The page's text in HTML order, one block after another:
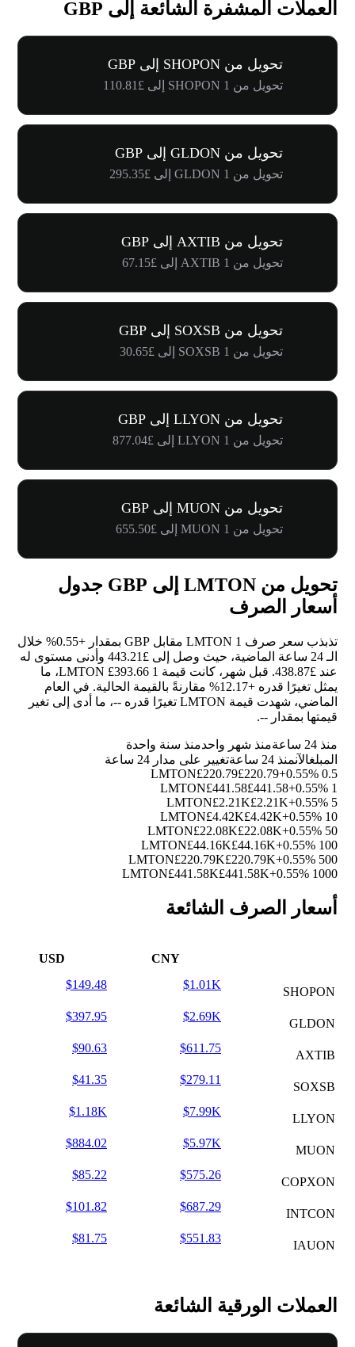
العملات المشفرة الشائعة إلى GBP
تحويل من SHOPON إلى GBP
تحويل من 1 SHOPON إلى £110.81
تحويل من GLDON إلى GBP
تحويل من 1 GLDON إلى £295.35
تحويل من AXTIB إلى GBP
تحويل من 1 AXTIB إلى £67.15
تحويل من SOXSB إلى GBP
تحويل من 1 SOXSB إلى £30.65
تحويل من LLYON إلى GBP
تحويل من 1 LLYON إلى £877.04
تحويل من MUON إلى GBP
تحويل من 1 MUON إلى £655.50
تحويل من LMTON إلى GBP جدول
أسعار الصرف
تذبذب سعر صرف 1 LMTON مقابل GBP بمقدار +0.55%
خلال
الـ 24 ساعة الماضية، حيث وصل إلى £443.21 وأدنى مستوى له
عند £438.87. قبل شهر، كانت قيمة 1 LMTON £393.66، ما
يمثل تغيرًا قدره +12.17%
مقارنةً بالقيمة الحالية. في العام
الماضي، شهدت قيمة LMTON تغيرًا قدره
--، ما أدى إلى تغير
قيمتها بمقدار --
.
منذ 24 ساعة منذ شهر واحدمنذ سنة واحدة
المبلغالآنمنذ 24 ساعة
تغيير على مدار 24 ساعة
0.5 LMTON
£220.79£220.79+0.55%
1 LMTON
£441.58£441.58+0.55%
5 LMTON
£2.21K£2.21K+0.55%
10 LMTON
£4.42K£4.42K+0.55%
50 LMTON
£22.08K£22.08K+0.55%
100 LMTON
£44.16K£44.16K+0.55%
500 LMTON
£220.79K£220.79K+0.55%
1000 LMTON
£441.58K£441.58K+0.55%
أسعار الصرف الشائعة
CNY
USD
SHOPON
$1.01K
$149.48
GLDON
$2.69K
$397.95
AXTIB
$611.75
$90.63
SOXSB
$279.11
$41.35
LLYON
$7.99K
$1.18K
MUON
$5.97K
$884.02
COPXON
$575.26
$85.22
INTCON
$687.29
$101.82
IAUON
$551.83
$81.75
العملات الورقية الشائعة